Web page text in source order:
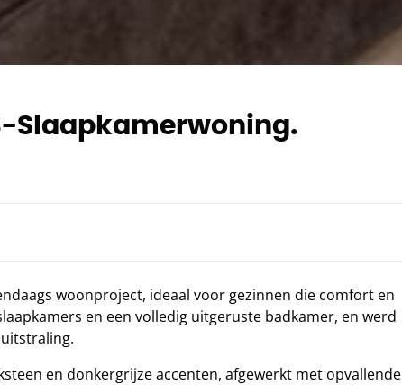
Slaapkamerwoning.
woonproject, ideaal voor gezinnen die comfort en
en een volledig uitgeruste badkamer, en werd
en donkergrijze accenten, afgewerkt met opvallende